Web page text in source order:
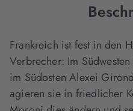
Frankreich ist fest in den
Verbrecher: Im
im Südosten Alexei
agieren sie in friedlicher